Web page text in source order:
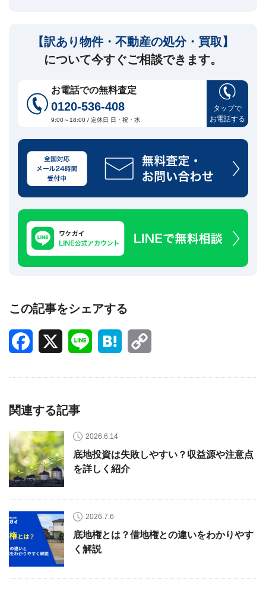
【訳あり物件・不動産の処分・買取】
について今すぐご相談できます。
お電話での無料査定
0120-536-408
9:00～18:00 / 定休日 日・祝・水
タップで
お電話する
この記事をシェアする
Facebook
X Line Hatena
関連する記事
2026.6.14
底地投資は失敗しやすい？収益源や注意点
を詳しく紹介
2026.7.6
底地権とは？借地権との違いをわかりやす
く解説